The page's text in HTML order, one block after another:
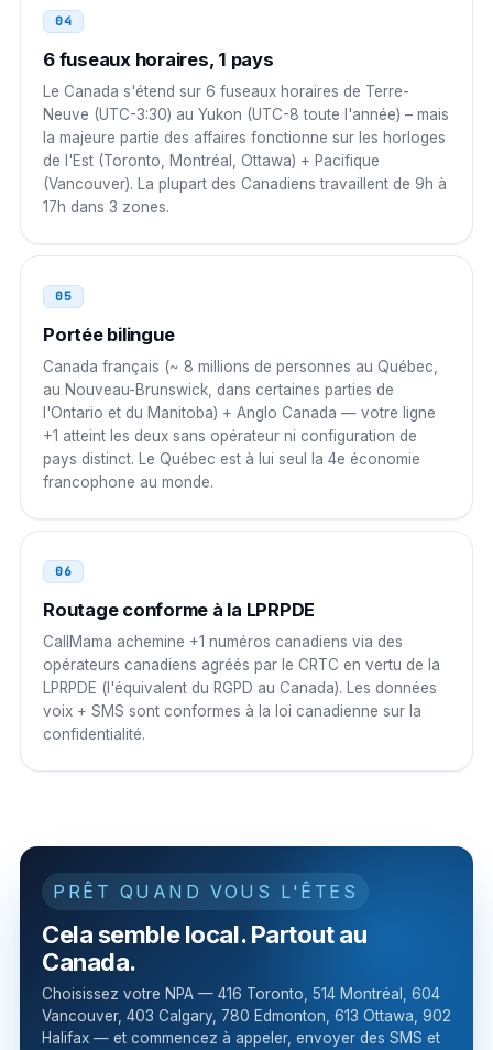
001 1 NPA NXX XXXX
Russie
8 10 1 NPA NXX XXXX
04
6 fuseaux horaires, 1 pays
Le Canada s'étend sur 6 fuseaux horaires de Terre-
Neuve (UTC-3:30) au Yukon (UTC-8 toute l'année) – mais
la majeure partie des affaires fonctionne sur les horloges
de l'Est (Toronto, Montréal, Ottawa) + Pacifique
(Vancouver). La plupart des Canadiens travaillent de 9h à
17h dans 3 zones.
05
Portée bilingue
Canada français (~ 8 millions de personnes au Québec,
au Nouveau-Brunswick, dans certaines parties de
l'Ontario et du Manitoba) + Anglo Canada — votre ligne
+1 atteint les deux sans opérateur ni configuration de
pays distinct. Le Québec est à lui seul la 4e économie
francophone au monde.
06
Routage conforme à la LPRPDE
CallMama achemine +1 numéros canadiens via des
opérateurs canadiens agréés par le CRTC en vertu de la
LPRPDE (l'équivalent du RGPD au Canada). Les données
voix + SMS sont conformes à la loi canadienne sur la
confidentialité.
PRÊT QUAND VOUS L'ÊTES
Cela semble local. Partout au
Canada.
Choisissez votre NPA — 416 Toronto, 514 Montréal, 604
Vancouver, 403 Calgary, 780 Edmonton, 613 Ottawa, 902
Halifax — et commencez à appeler, envoyer des SMS et